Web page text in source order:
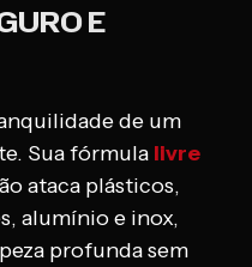
E
de um
Sua fórmula livre
ataca plásticos,
alumínio e inox,
profunda sem